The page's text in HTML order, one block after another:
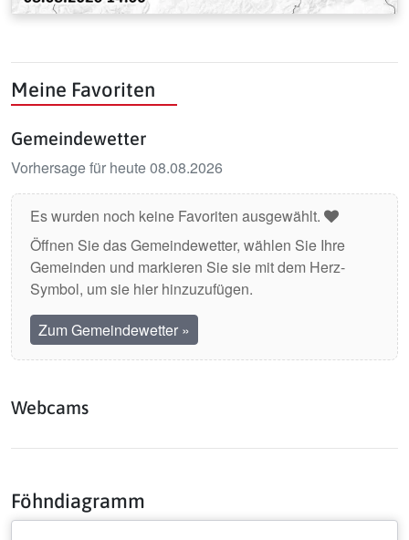
Meine Favoriten
Gemeindewetter
Vorhersage für heute 08.08.2026
Es wurden noch keine Favoriten ausgewählt.
Öffnen Sie das Gemeindewetter, wählen Sie Ihre
Gemeinden und markieren Sie sie mit dem Herz-
Symbol, um sie hier hinzuzufügen.
Zum Gemeindewetter »
Webcams
Föhndiagramm